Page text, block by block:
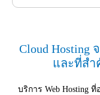
Cloud Hosting
และที่สำ
บริการ Web Hosting